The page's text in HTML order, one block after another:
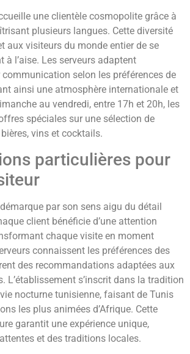
une clientèle cosmopolite grâce à
plusieurs langues. Cette diversité
aux visiteurs du monde entier de se
à l’aise. Les serveurs adaptent
selon les préférences de
ainsi une atmosphère internationale et
au vendredi, entre 17h et 20h, les
spéciales sur une sélection de
vins et cocktails.
particulières pour
par son sens aigu du détail
client bénéficie d’une attention
chaque visite en moment
connaissent les préférences des
des recommandations adaptées aux
L’établissement s’inscrit dans la tradition
nocturne tunisienne, faisant de Tunis
les plus animées d’Afrique. Cette
garantit une expérience unique,
et des traditions locales.